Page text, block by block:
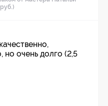
но очень долго (2,5